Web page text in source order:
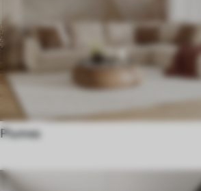
Plumes